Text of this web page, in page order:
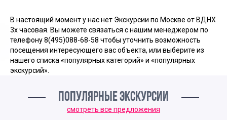
В настоящий момент у нас нет Экскурсии по Москве от ВДНХ
3х часовая. Вы можете связаться с нашим менеджером по
телефону8(495)088-68-58 чтобы уточнить возможность
посещения интересующего вас объекта, или выберите из
нашего списка «популярных категорий» и «популярных
экскурсий».
ПОПУЛЯРНЫЕ ЭКСКУРСИИ
смотреть все предложения